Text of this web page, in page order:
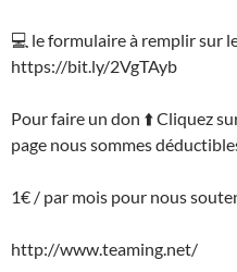
💻 le formulaire à remplir sur
https://bit.ly/2VgTAyb
Pour faire un don ⬆️ Cliquez
page nous sommes
1€ / par mois pour nous
http://www.teaming.net/